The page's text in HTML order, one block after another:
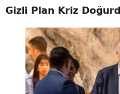
Gizli Plan Kriz